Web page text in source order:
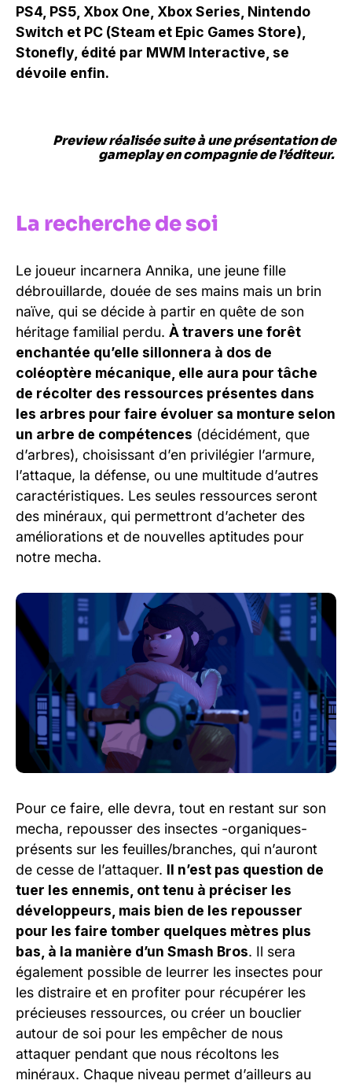
PS4, PS5, Xbox One, Xbox Series, Nintendo
Switch et PC (Steam et Epic Games Store),
Stonefly, édité par MWM Interactive, se
dévoile enfin.
Preview réalisée suite à une présentation de
gameplay en compagnie de l’éditeur.
La recherche de soi
Le joueur incarnera Annika, une jeune fille
débrouillarde, douée de ses mains mais un brin
naïve, qui se décide à partir en quête de son
héritage familial perdu. À travers une forêt
enchantée qu’elle sillonnera à dos de
coléoptère mécanique, elle aura pour tâche
de récolter des ressources présentes dans
les arbres pour faire évoluer sa monture selon
un arbre de compétences (décidément, que
d’arbres), choisissant d’en privilégier l’armure,
l’attaque, la défense, ou une multitude d’autres
caractéristiques. Les seules ressources seront
des minéraux, qui permettront d’acheter des
améliorations et de nouvelles aptitudes pour
notre mecha.
Pour ce faire, elle devra, tout en restant sur son
mecha, repousser des insectes -organiques-
présents sur les feuilles/branches, qui n’auront
de cesse de l’attaquer. Il n’est pas question de
tuer les ennemis, ont tenu à préciser les
développeurs, mais bien de les repousser
pour les faire tomber quelques mètres plus
bas, à la manière d’un Smash Bros. Il sera
également possible de leurrer les insectes pour
les distraire et en profiter pour récupérer les
précieuses ressources, ou créer un bouclier
autour de soi pour les empêcher de nous
attaquer pendant que nous récoltons les
minéraux. Chaque niveau permet d’ailleurs au